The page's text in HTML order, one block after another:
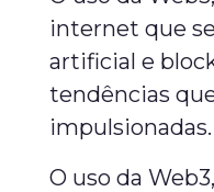
internet que
artificial e
tendências
impulsionadas.
O uso da